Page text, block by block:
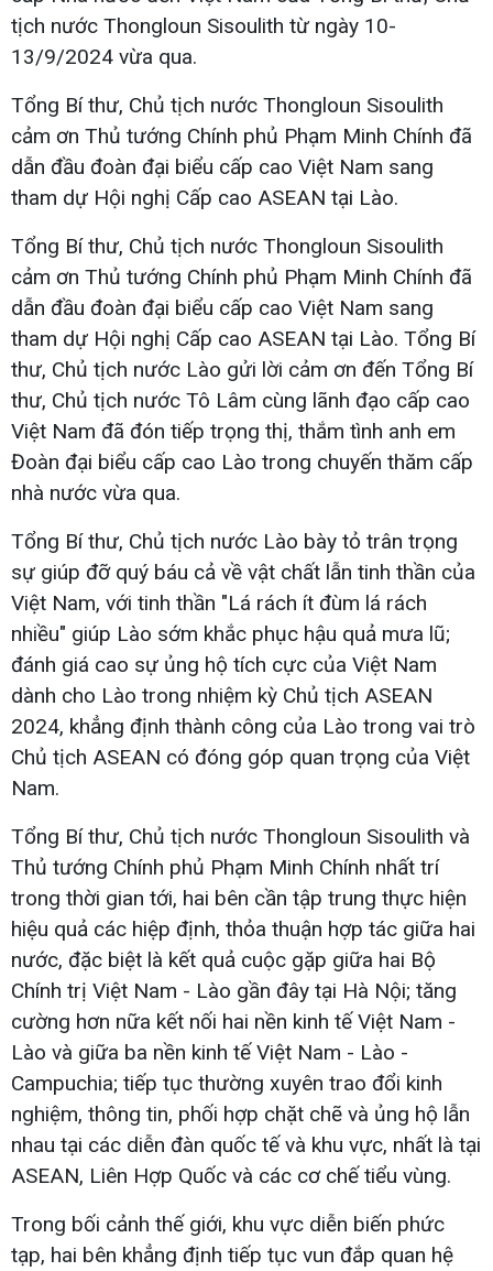
tịch nước Thongloun Sisoulith từ ngày 10-
13/9/2024 vừa qua.
Tổng Bí thư, Chủ tịch nước Thongloun Sisoulith
cảm ơn Thủ tướng Chính phủ Phạm Minh Chính đã
dẫn đầu đoàn đại biểu cấp cao Việt Nam sang
tham dự Hội nghị Cấp cao ASEAN tại Lào.
Tổng Bí thư, Chủ tịch nước Thongloun Sisoulith
cảm ơn Thủ tướng Chính phủ Phạm Minh Chính đã
dẫn đầu đoàn đại biểu cấp cao Việt Nam sang
tham dự Hội nghị Cấp cao ASEAN tại Lào. Tổng Bí
thư, Chủ tịch nước Lào gửi lời cảm ơn đến Tổng Bí
thư, Chủ tịch nước Tô Lâm cùng lãnh đạo cấp cao
Việt Nam đã đón tiếp trọng thị, thắm tình anh em
Đoàn đại biểu cấp cao Lào trong chuyến thăm cấp
nhà nước vừa qua.
Tổng Bí thư, Chủ tịch nước Lào bày tỏ trân trọng
sự giúp đỡ quý báu cả về vật chất lẫn tinh thần của
Việt Nam, với tinh thần "Lá rách ít đùm lá rách
nhiều" giúp Lào sớm khắc phục hậu quả mưa lũ;
đánh giá cao sự ủng hộ tích cực của Việt Nam
dành cho Lào trong nhiệm kỳ Chủ tịch ASEAN
2024, khẳng định thành công của Lào trong vai trò
Chủ tịch ASEAN có đóng góp quan trọng của Việt
Nam.
Tổng Bí thư, Chủ tịch nước Thongloun Sisoulith và
Thủ tướng Chính phủ Phạm Minh Chính nhất trí
trong thời gian tới, hai bên cần tập trung thực hiện
hiệu quả các hiệp định, thỏa thuận hợp tác giữa hai
nước, đặc biệt là kết quả cuộc gặp giữa hai Bộ
Chính trị Việt Nam - Lào gần đây tại Hà Nội; tăng
cường hơn nữa kết nối hai nền kinh tế Việt Nam -
Lào và giữa ba nền kinh tế Việt Nam - Lào -
Campuchia; tiếp tục thường xuyên trao đổi kinh
nghiệm, thông tin, phối hợp chặt chẽ và ủng hộ lẫn
nhau tại các diễn đàn quốc tế và khu vực, nhất là tại
ASEAN, Liên Hợp Quốc và các cơ chế tiểu vùng.
Trong bối cảnh thế giới, khu vực diễn biến phức
tạp, hai bên khẳng định tiếp tục vun đắp quan hệ